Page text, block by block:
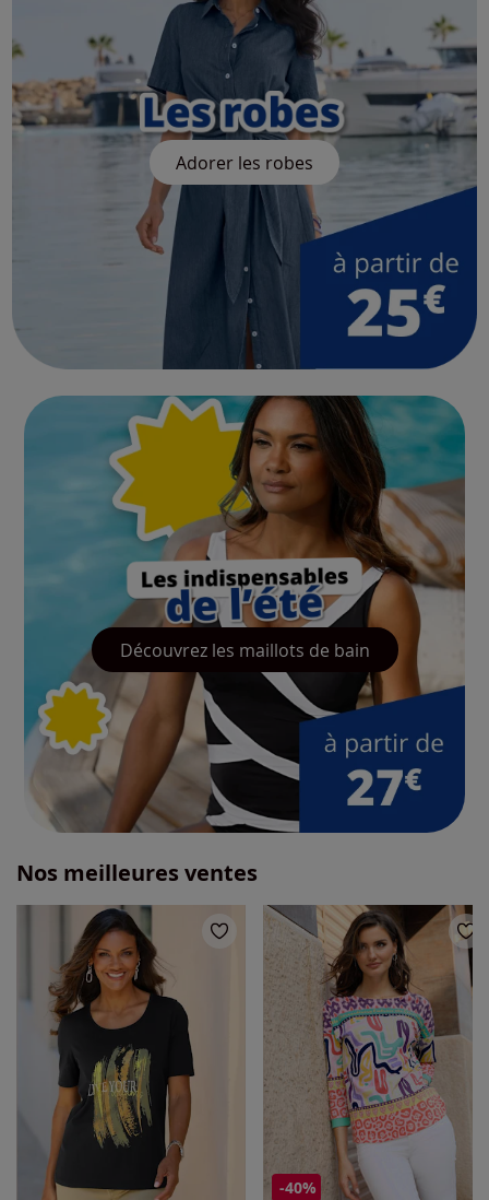
Adorer les robes
Découvrez les maillots de bain
Nos meilleures ventes
-40%